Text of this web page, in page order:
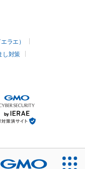
ラエ）
し対策